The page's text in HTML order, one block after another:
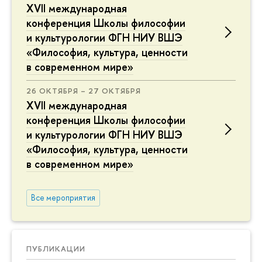
XVII международная
конференция Школы философии
и культурологии ФГН НИУ ВШЭ
«Философия, культура, ценности
в современном мире»
26 ОКТЯБРЯ – 27 ОКТЯБРЯ
XVII международная
конференция Школы философии
и культурологии ФГН НИУ ВШЭ
«Философия, культура, ценности
в современном мире»
Все мероприятия
ПУБЛИКАЦИИ